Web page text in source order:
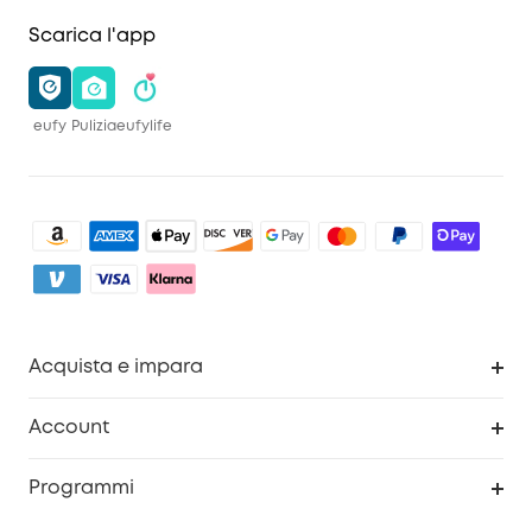
Scarica l'app
eufy Puliziaeufylife
Acquista e impara
Account
Programmi